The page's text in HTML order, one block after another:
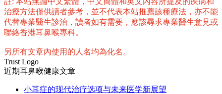
享
治療方法僅供讀者參考，並不代表本站推薦該種療法，亦不能
代替專業醫生診治，讀者如有需要，應該尋求專業醫生意見或
聯絡香港耳鼻喉專科。
另所有文章內使用的人名均為化名。
Trust Logo
近期耳鼻喉健康文章
小耳症的现代治疗选项与未来医学新展望